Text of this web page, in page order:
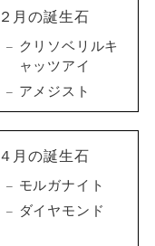
２月の誕生石
クリソベリルキ
ャッツアイ
アメジスト
４月の誕生石
モルガナイト
ダイヤモンド